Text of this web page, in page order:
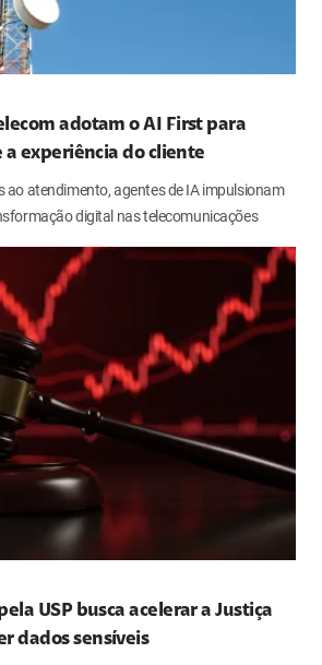
adotam o AI First para
a experiência do cliente
ao atendimento, agentes de IA impulsionam
digital nas telecomunicações
USP busca acelerar a Justiça
dados sensíveis